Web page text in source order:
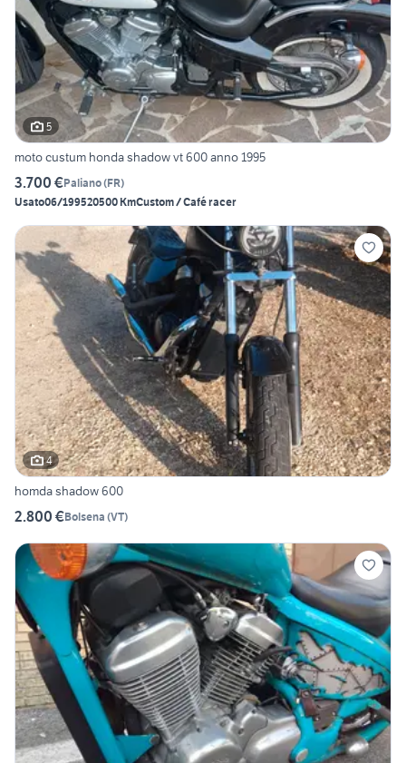
5
moto custum honda shadow vt 600 anno 1995
3.700 €Paliano(FR)
Usato06/199520500 KmCustom / Café racer
4
homda shadow 600
2.800 €Bolsena (VT)